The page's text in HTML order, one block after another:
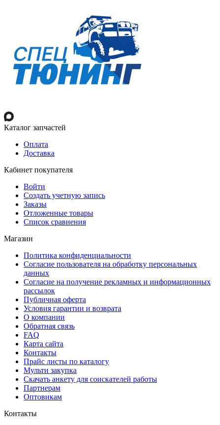
Каталог запчастей
Оплата
Доставка
Кабинет покупателя
Войти
Создать учетную запись
Заказы
Отложенные товары
Список сравнения
Магазин
Политика конфиденциальности
Согласие пользователя на обработку персональных
данных
Согласие на получение рекламных и информационных
рассылок
Публичная оферта
Условия гарантии и возврата
О компании
Обратная связь
FAQ
Карта сайта
Контакты
Прайс листы по каталогу
Мульти закупка
Скачать анкету для соискателей работы
Партнерам
Оптовикам
Контакты